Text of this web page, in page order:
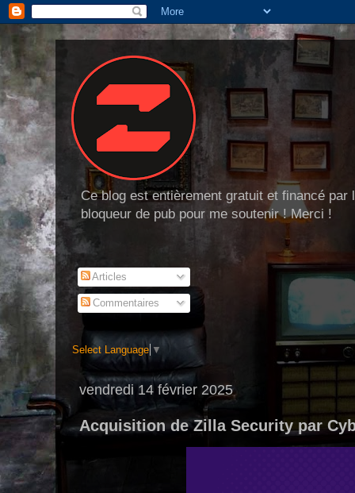
Ce blog est entièrement gratuit et financé
bloqueur de pub pour me soutenir ! Merci !
Articles
Commentaires
Select Language ▼
vendredi 14 février 2025
Acquisition de Zilla Security par